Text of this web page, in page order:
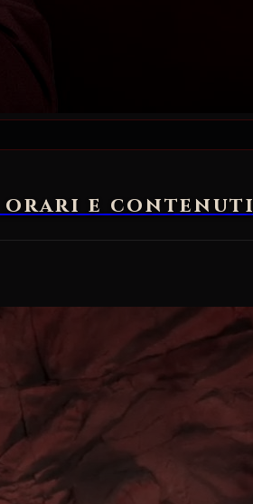
orari e contenuti